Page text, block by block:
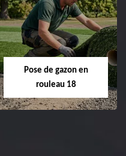
Tonte et réfection
de pelouse 18
Entreprise tonte et
Cher tel: 02.52.56.49.40
Pose de gazon en
rouleau 18